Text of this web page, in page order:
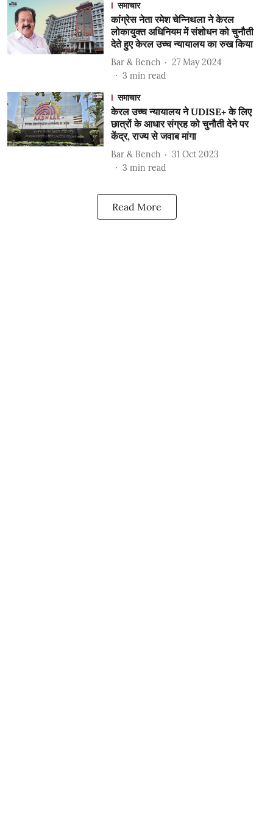
समाचार
कांग्रेस नेता रमेश चेन्निथला ने केरल
लोकायुक्त अधिनियम में संशोधन को चुनौती
देते हुए केरल उच्च न्यायालय का रुख किया
Bar & Bench
27 May 2024
3 min read
समाचार
केरल उच्च न्यायालय ने UDISE+ के लिए
छात्रों के आधार संग्रह को चुनौती देने पर
केंद्र, राज्य से जवाब मांगा
Bar & Bench
31 Oct 2023
3 min read
Read More